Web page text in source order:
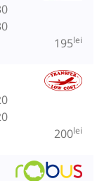
195lei
200lei